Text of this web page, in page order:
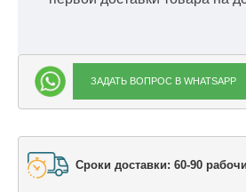
ЗАДАТЬ ВОПРОС В WHATSAPP
Сроки доставки: 60-90